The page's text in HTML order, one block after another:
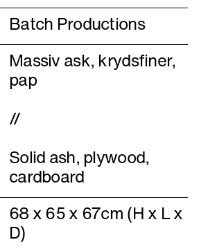
Batch Productions
Massiv ask, krydsfiner,
pap
//
Solid ash, plywood,
68 x 65 x 67cm (H x L x
D)